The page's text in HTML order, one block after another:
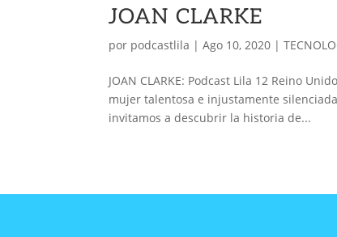
JOAN CLARKE
por podcastlila |Ago 10, 2020 |
JOAN CLARKE: Podcast Lila 12 Reino
mujer talentosa e injustamente
invitamos a descubrir la historia de...